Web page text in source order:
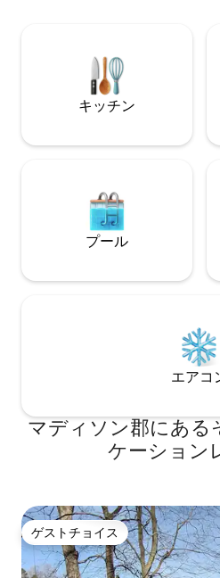
レストラン、アンティークマーケ
アートギャラリーでお買い物をし
きます。 オールドラグマウンテ
ずか20分！キッチン
プール
エアコ
マディソン郡にある
ケーション
ゲストチョイス
ゲストチョイス